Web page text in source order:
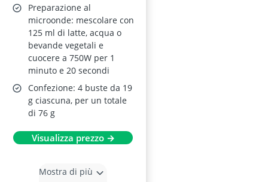
Preparazione al
microonde: mescolare con
125 ml di latte, acqua o
bevande vegetali e
cuocere a 750W per 1
minuto e 20 secondi
Confezione: 4 buste da 19
g ciascuna, per un totale
di 76 g
Visualizza prezzo →
Mostra di più